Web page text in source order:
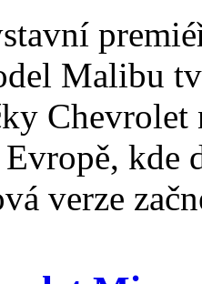
Malibu
kde
verze